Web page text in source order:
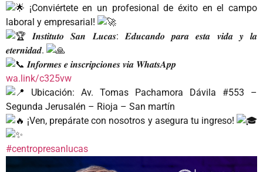
¡Conviértete en un profesional de éxito en el campo
laboral y empresarial!
𝑰𝒏𝒔𝒕𝒊𝒕𝒖𝒕𝒐 𝑺𝒂𝒏 𝑳𝒖𝒄𝒂𝒔: 𝑬𝒅𝒖𝒄𝒂𝒏𝒅𝒐 𝒑𝒂𝒓𝒂 𝒆𝒔𝒕𝒂 𝒗𝒊𝒅𝒂 𝒚 𝒍𝒂
𝒆𝒕𝒆𝒓𝒏𝒊𝒅𝒂𝒅.
𝑰𝒏𝒇𝒐𝒓𝒎𝒆𝒔 𝒆 𝒊𝒏𝒔𝒄𝒓𝒊𝒑𝒄𝒊𝒐𝒏𝒆𝒔 𝒗𝒊𝒂 𝑾𝒉𝒂𝒕𝒔𝑨𝒑𝒑
wa.link/c325vw
Ubicación: Av. Tomas Pachamora Dávila #553 –
Segunda Jerusalén – Rioja – San martín
¡Ven, prepárate con nosotros y asegura tu ingreso!
#centropresanlucas